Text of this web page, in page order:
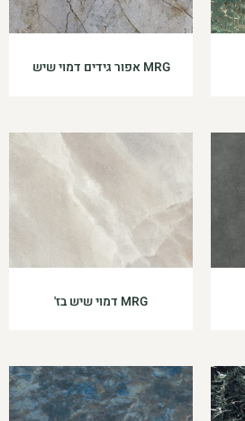
MRG אפור גידים דמוי שיש
MRG דמוי שיש בז'